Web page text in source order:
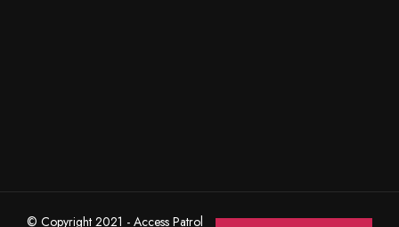
© Copyright 2021 - Access Patrol